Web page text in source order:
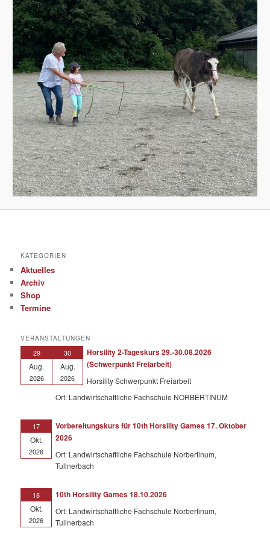
KATEGORIEN
Aktuelles
Archiv
Shop
Termine
VERANSTALTUNGEN
29
Aug.
2026
30
Aug.
2026
Horsility 2-Tageskurs 29.-30.08.2026
(Schwerpunkt Freiarbeit)
Horsility Schwerpunkt Freiarbeit
Ort: Landwirtschaftliche Fachschule NORBERTINUM
17
Okt.
2026
Vorbereitungskurs für 10th Horsility Games 17. Oktober
2026
Ort: Landwirtschaftliche Fachschule Norbertinum,
Tullnerbach
18
Okt.
2026
10th Horsility Games 18.10.2026
Ort: Landwirtschaftliche Fachschule Norbertinum,
Tullnerbach